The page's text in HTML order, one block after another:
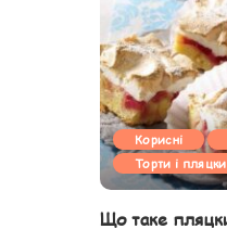
Корисні
Торти і пляцки
Що таке